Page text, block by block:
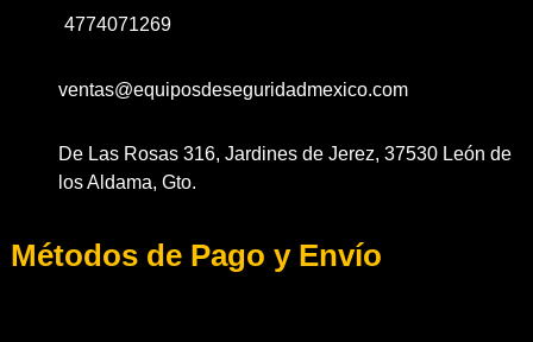
4774071269
ventas@equiposdeseguridadmexico.com
De Las Rosas 316, Jardines de Jerez, 37530 León de
los Aldama, Gto.
Métodos de Pago y Envío